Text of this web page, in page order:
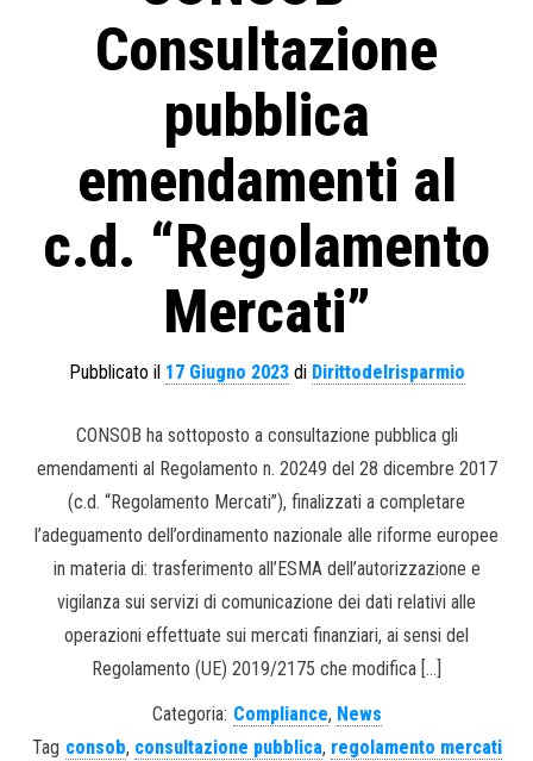
Consultazione
pubblica
emendamenti al
c.d. “Regolamento
Mercati”
Pubblicato il 17 Giugno 2023di Dirittodelrisparmio
CONSOB ha sottoposto a consultazione pubblica gli
emendamenti al Regolamento n. 20249 del 28 dicembre 2017
(c.d. “Regolamento Mercati”), finalizzati a completare
l’adeguamento dell’ordinamento nazionale alle riforme europee
in materia di: trasferimento all’ESMA dell’autorizzazione e
vigilanza sui servizi di comunicazione dei dati relativi alle
operazioni effettuate sui mercati finanziari, ai sensi del
Regolamento (UE) 2019/2175 che modifica […]
Categoria: Compliance, News
Tag consob, consultazione pubblica, regolamento mercati